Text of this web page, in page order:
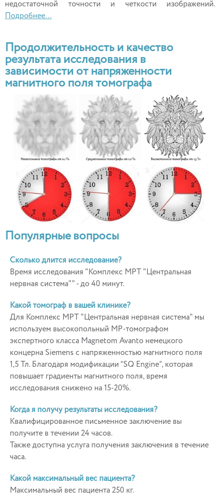
недостаточной точности и четкости изображений.
Подробнее...
Продолжительность и качество
результата исследования в
зависимости от напряженности
магнитного поля томографа
Популярные вопросы
Сколько длится исследование?
Время исследования "Комплекс МРТ "Центральная
нервная система"" - до 40 минут.
Какой томограф в вашей клинике?
Для Комплекс МРТ "Центральная нервная система" мы
используем высокопольный МР-томографом
экспертного класса Magnetom Avanto немецкого
концерна Siemens с напряженностью магнитного поля
1,5 Тл. Благодаря модификации “SQ Engine”, которая
повышает градиенты магнитного поля, время
исследования снижено на 15-20%.
Когда я получу результаты исследования?
Квалифицированное письменное заключение вы
получите в течении 24 часов.
Также доступна услуга получения заключения в течение
часа.
Какой максимальный вес пациента?
Максимальный вес пациента 250 кг.